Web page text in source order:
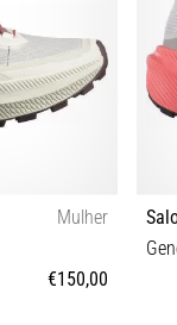
Mulher
€150,00